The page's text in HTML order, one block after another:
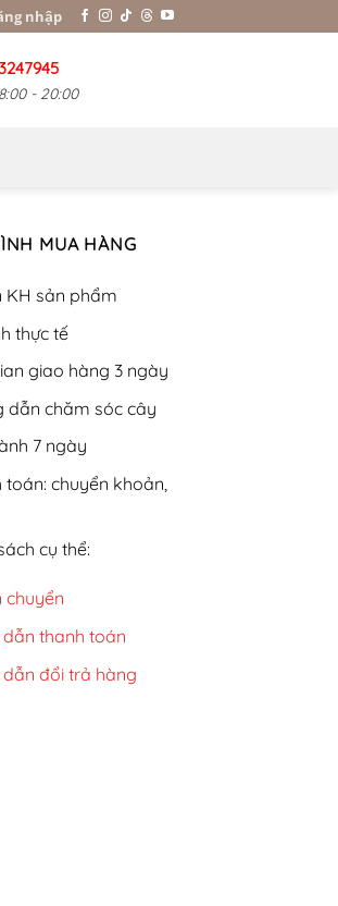
nhập
- 20:00
MUA HÀNG
KH sản phẩm
thực tế
giao hàng 3 ngày
dẫn chăm sóc cây
7 ngày
toán: chuyển khoản,
cụ thể:
chuyển
thanh toán
đổi trả hàng